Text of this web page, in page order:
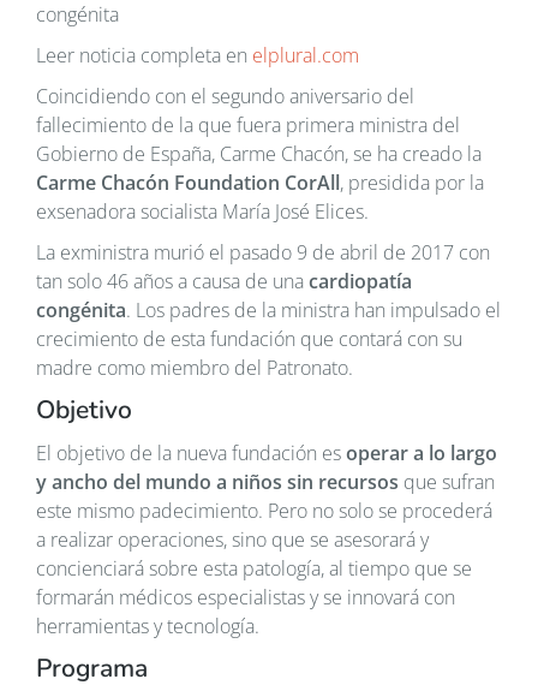
congénita
Leer noticia completa en elplural.com
Coincidiendo con el segundo aniversario del
fallecimiento de la que fuera primera ministra del
Gobierno de España, Carme Chacón, se ha creado la
Carme Chacón Foundation CorAll, presidida por la
exsenadora socialista María José Elices.
La exministra murió el pasado 9 de abril de 2017 con
tan solo 46 años a causa de unacardiopatía
congénita. Los padres de la ministra han impulsado el
crecimiento de esta fundación que contará con su
madre como miembro del Patronato.
Objetivo
El objetivo de la nueva fundación esoperar a lo largo
y ancho del mundo a niños sin recursos que sufran
este mismo padecimiento. Pero no solo se procederá
a realizar operaciones, sino que se asesorará y
concienciará sobre esta patología, al tiempo que se
formarán médicos especialistas y se innovará con
herramientas y tecnología.
Programa